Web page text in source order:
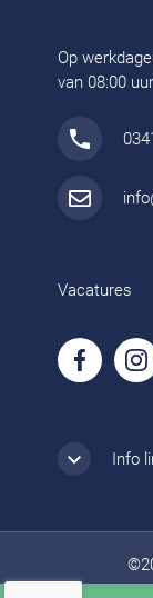
Op
van 08:00
Vacatures
Info